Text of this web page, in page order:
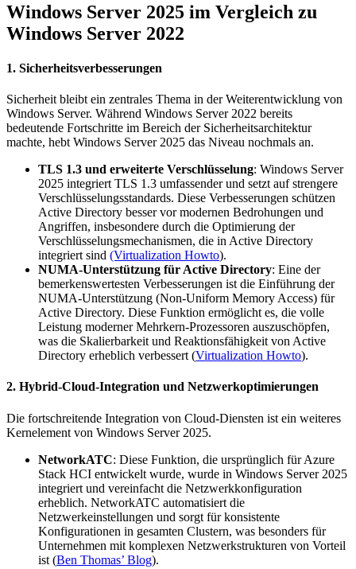
Windows Server 2025 im Vergleich zu
Windows Server 2022
1. Sicherheitsverbesserungen
Sicherheit bleibt ein zentrales Thema in der Weiterentwicklung von
Windows Server. Während Windows Server 2022 bereits
bedeutende Fortschritte im Bereich der Sicherheitsarchitektur
machte, hebt Windows Server 2025 das Niveau nochmals an.
TLS 1.3 und erweiterte Verschlüsselung: Windows Server
2025 integriert TLS 1.3 umfassender und setzt auf strengere
Verschlüsselungsstandards. Diese Verbesserungen schützen
Active Directory besser vor modernen Bedrohungen und
Angriffen, insbesondere durch die Optimierung der
Verschlüsselungsmechanismen, die in Active Directory
integriert sind (Virtualization Howto).
NUMA-Unterstützung für Active Directory: Eine der
bemerkenswertesten Verbesserungen ist die Einführung der
NUMA-Unterstützung (Non-Uniform Memory Access) für
Active Directory. Diese Funktion ermöglicht es, die volle
Leistung moderner Mehrkern-Prozessoren auszuschöpfen,
was die Skalierbarkeit und Reaktionsfähigkeit von Active
Directory erheblich verbessert​ (Virtualization Howto).
2. Hybrid-Cloud-Integration und Netzwerkoptimierungen
Die fortschreitende Integration von Cloud-Diensten ist ein weiteres
Kernelement von Windows Server 2025.
NetworkATC: Diese Funktion, die ursprünglich für Azure
Stack HCI entwickelt wurde, wurde in Windows Server 2025
integriert und vereinfacht die Netzwerkkonfiguration
erheblich. NetworkATC automatisiert die
Netzwerkeinstellungen und sorgt für konsistente
Konfigurationen in gesamten Clustern, was besonders für
Unternehmen mit komplexen Netzwerkstrukturen von Vorteil
ist​ (Ben Thomas’ Blog).